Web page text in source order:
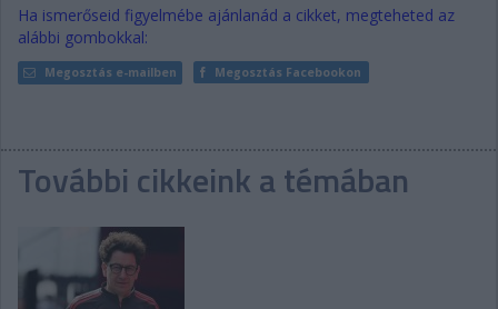
Ha ismerőseid figyelmébe ajánlanád a cikket, megteheted az
alábbi gombokkal:
Megosztás e-mailben Megosztás Facebookon
További cikkeink a témában